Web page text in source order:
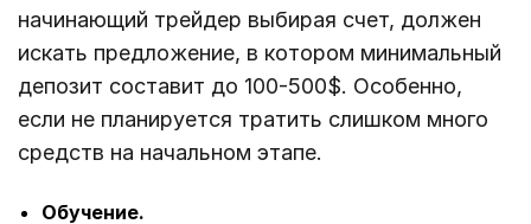
начинающий трейдер выбирая счет, должен
искать предложение, в котором минимальный
депозит составит до 100-500$. Особенно,
если не планируется тратить слишком много
средств на начальном этапе.
Обучение.